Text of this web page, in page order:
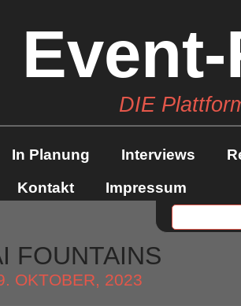
DIE
In Planung Interviews
Kontakt Impressum
FOUNTAINS
OKTOBER, 2023